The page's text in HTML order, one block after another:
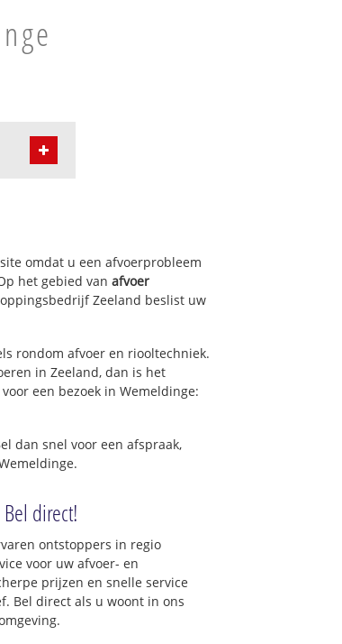
omdat u een afvoerprobleem
het gebied van afvoer
Zeeland beslist uw
rondom afvoer en riooltechniek.
in Zeeland, dan is het
voor een bezoek in Wemeldinge:
dan snel voor een afspraak,
direct!
ontstoppers in regio
voor uw afvoer- en
prijzen en snelle service
Bel direct als u woont in ons